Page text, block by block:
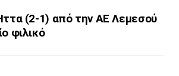
(2-1) από την ΑΕ Λεμεσού
φιλικό